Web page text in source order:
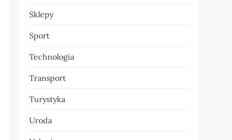
Sklepy
Sport
Technologia
Transport
Turystyka
Uroda